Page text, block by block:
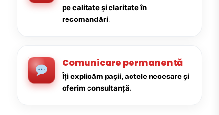
pe calitate și claritate în
recomandări.
Comunicare permanentă
Îți explicăm pașii, actele necesare și
oferim consultanță.